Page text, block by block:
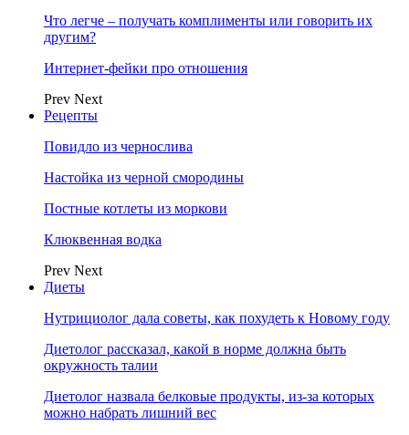
Что легче – получать комплименты или говорить их
другим?
Интернет-фейки про отношения
Prev Next
Рецепты
Повидло из чернослива
Настойка из черной смородины
Постные котлеты из моркови
Клюквенная водка
Prev Next
Диеты
Нутрициолог дала советы, как похудеть к Новому году
Диетолог рассказал, какой в норме должна быть
окружность талии
Диетолог назвала белковые продукты, из-за которых
можно набрать лишний вес